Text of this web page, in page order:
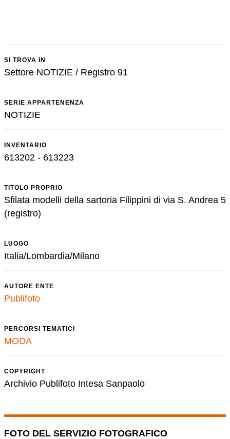
SI TROVA IN
Settore NOTIZIE / Registro 91
SERIE APPARTENENZA
NOTIZIE
INVENTARIO
613202 - 613223
TITOLO PROPRIO
Sfilata modelli della sartoria Filippini di via S. Andrea 5
(registro)
LUOGO
Italia/Lombardia/Milano
AUTORE ENTE
Publifoto
PERCORSI TEMATICI
MODA
COPYRIGHT
Archivio Publifoto Intesa Sanpaolo
FOTO DEL SERVIZIO FOTOGRAFICO